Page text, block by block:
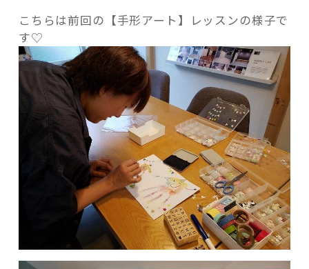
こちらは前回の【手形アート】レッスンの様子で
す♡